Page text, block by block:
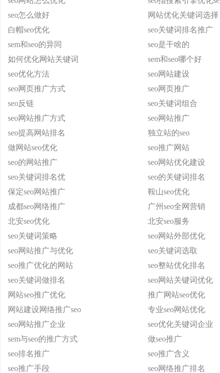
seo怎么做好
网站优化关键词选择
白帽seo优化
seo关键词排名推广
sem和seo的异同
seo是干啥的
如何优化网站关键词
sem和seo哪个好
seo优化方法
seo网站建设
seo网页推广方式
seo网页推广
seo反链
seo关键词组合
seo网站推广方式
seo网站推广
seo提高网站排名
独立站的seo
做网站seo优化
seo推广网站
seo的网站推广
seo网站优化建设
seo关键词排名优
seo的关键词排名
保定seo网站推广
鞍山seo优化
成都seo网络推广
广州seo全网营销
北安seo优化
北安seo服务
seo关键词策略
seo网站外部优化
seo网站推广与优化
seo关键词选取
seo推广优化的网站
seo整站优化排名
seo关键词做排名
seo网站关键词优化
网站seo推广优化
推广网站seo优化
网站建设网络推广seo
专业seo网站优化
seo网站推广企业
seo优化关键词企业
sem与seo的推广方式
做seo推广
seo排名推广
seo推广含义
seo推广手段
seo网络推广排名